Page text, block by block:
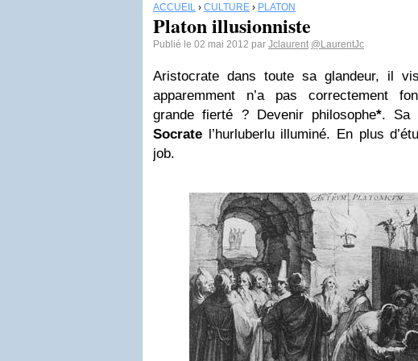
ACCUEIL › CULTURE › PLATON
Platon illusionniste
Publié le 02 mai 2012 par Jclaurent @LaurentJc
Aristocrate dans toute sa glandeur, il
apparemment n’a pas correctement
grande fierté ? Devenir philosophe*. Sa
Socrate l’hurluberlu illuminé. En plus
job.